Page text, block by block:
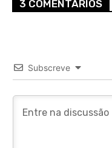
3 COMENTÁRIOS
Subscreve